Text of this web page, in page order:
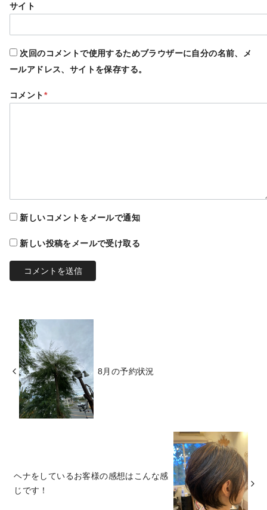
サイト
次回のコメントで使用するためブラウザーに自分の名前、メ
ールアドレス、サイトを保存する。
コメント*
新しいコメントをメールで通知
新しい投稿をメールで受け取る
8月の予約状況
ヘナをしているお客様の感想はこんな感
じです！